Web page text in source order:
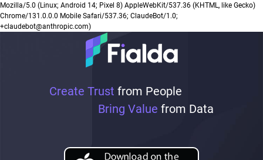
Create Trust from People
Bring Value from Data
Mozilla/5.0 (Linux; Android 14; Pixel 8) AppleWebKit/537.36 (KHTML, like Gecko)
Chrome/131.0.0.0 Mobile Safari/537.36; ClaudeBot/1.0;
+claudebot@anthropic.com)